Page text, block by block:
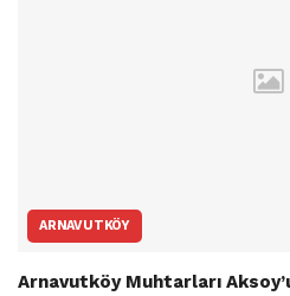
ARNAVUTKÖY
Arnavutköy Muhtarları